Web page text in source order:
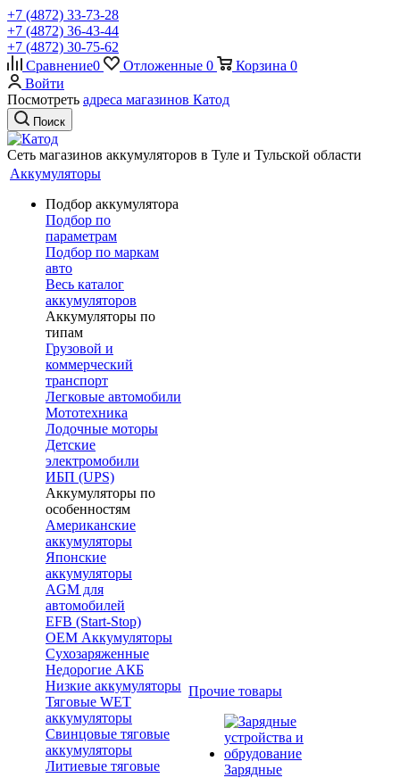
+7 (4872) 33-73-28
+7 (4872) 36-43-44
+7 (4872) 30-75-62
Сравнение0 Отложенные 0 Корзина 0
Войти
Посмотреть адреса магазинов Катод
Поиск
Сеть магазинов аккумуляторов в Туле и Тульской области
Аккумуляторы
Подбор аккумулятора
Подбор по
параметрам
Подбор по маркам
авто
Весь каталог
аккумуляторов
Аккумуляторы по
типам
Грузовой и
коммерческий
транспорт
Легковые автомобили
Мототехника
Лодочные моторы
Детские
электромобили
ИБП (UPS)
Аккумуляторы по
особенностям
Американские
аккумуляторы
Японские
аккумуляторы
AGM для
автомобилей
EFB (Start-Stop)
OEM Аккумуляторы
Сухозаряженные
Недорогие АКБ
Низкие аккумуляторы
Тяговые WET
аккумуляторы
Свинцовые тяговые
аккумуляторы
Литиевые тяговые
Прочие товары
Зарядные